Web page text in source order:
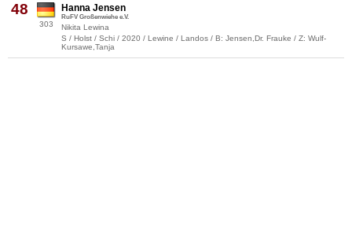
48
303
Hanna Jensen
RuFV Großenwiehe e.V.
Nikita Lewina
S / Holst / Schi / 2020 / Lewine / Landos / B: Jensen,Dr. Frauke / Z: Wulf-
Kursawe,Tanja